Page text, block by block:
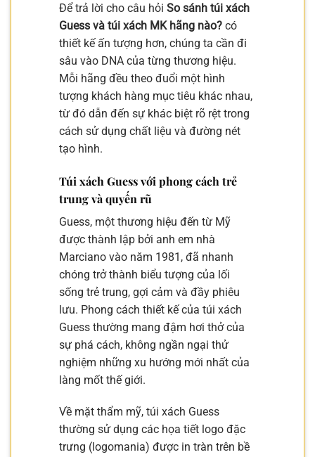
Để trả lời cho câu hỏi So sánh túi xách
Guess và túi xách MK hãng nào? có
thiết kế ấn tượng hơn, chúng ta cần đi
sâu vào DNA của từng thương hiệu.
Mỗi hãng đều theo đuổi một hình
tượng khách hàng mục tiêu khác nhau,
từ đó dẫn đến sự khác biệt rõ rệt trong
cách sử dụng chất liệu và đường nét
tạo hình.
Túi xách Guess với phong cách trẻ
trung và quyến rũ
Guess, một thương hiệu đến từ Mỹ
được thành lập bởi anh em nhà
Marciano vào năm 1981, đã nhanh
chóng trở thành biểu tượng của lối
sống trẻ trung, gợi cảm và đầy phiêu
lưu. Phong cách thiết kế của túi xách
Guess thường mang đậm hơi thở của
sự phá cách, không ngần ngại thử
nghiệm những xu hướng mới nhất của
làng mốt thế giới.
Về mặt thẩm mỹ, túi xách Guess
thường sử dụng các họa tiết logo đặc
trưng (logomania) được in tràn trên bề